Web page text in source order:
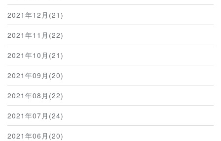
2021年12月(21)
2021年11月(22)
2021年10月(21)
2021年09月(20)
2021年08月(22)
2021年07月(24)
2021年06月(20)